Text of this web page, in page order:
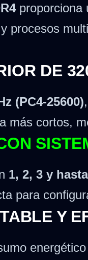
proporciona
procesos
DE
(PC4-25600)
más cortos,
1, 2, 3 y
para
Y